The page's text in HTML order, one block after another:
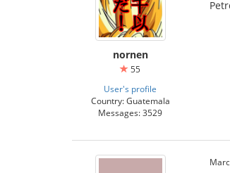
nornen
55
User's profile
Country: Guatemala
Messages: 3529